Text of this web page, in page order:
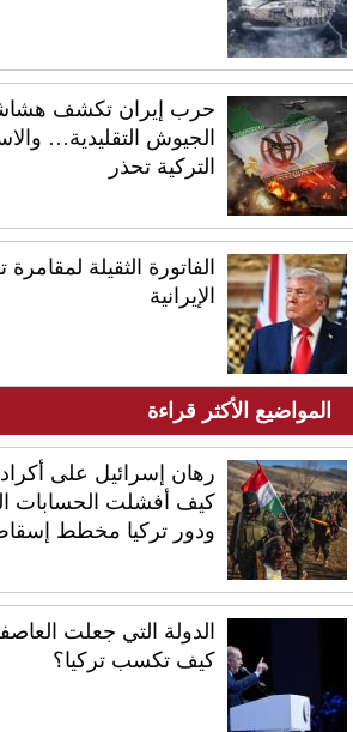
حرب إيران تكشف
الجيوش التقليدية…
التركية تحذر
الفاتورة الثقيلة
الإيرانية
المواضيع الأكثر قراءة
رهان إسرائيل على
كيف أفشلت الحسابات
ودور تركيا مخطط
الدولة التي جعلت
كيف تكسب تركيا؟